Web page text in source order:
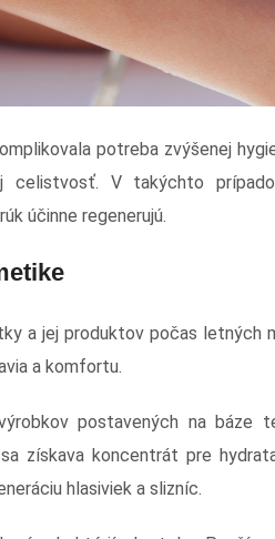
potreba zvýšenej
celistvosť. V takýchto
účinne regenerujú.
a jej produktov počas letných
a komfortu.
postavených na báze
získava koncentrát pre
hlasiviek a slizníc.